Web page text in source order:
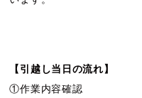
【引越し当日の流れ】
①作業内容確認